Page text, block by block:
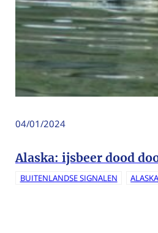
04/01/2024
Alaska: ijsbeer dood
BUITENLANDSE SIGNALEN ALASKA